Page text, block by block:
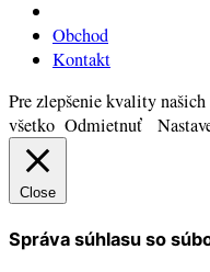
Obchod
Kontakt
Pre zlepšenie kvality
všetko Odmietnuť
Close
Správa súhlasu so